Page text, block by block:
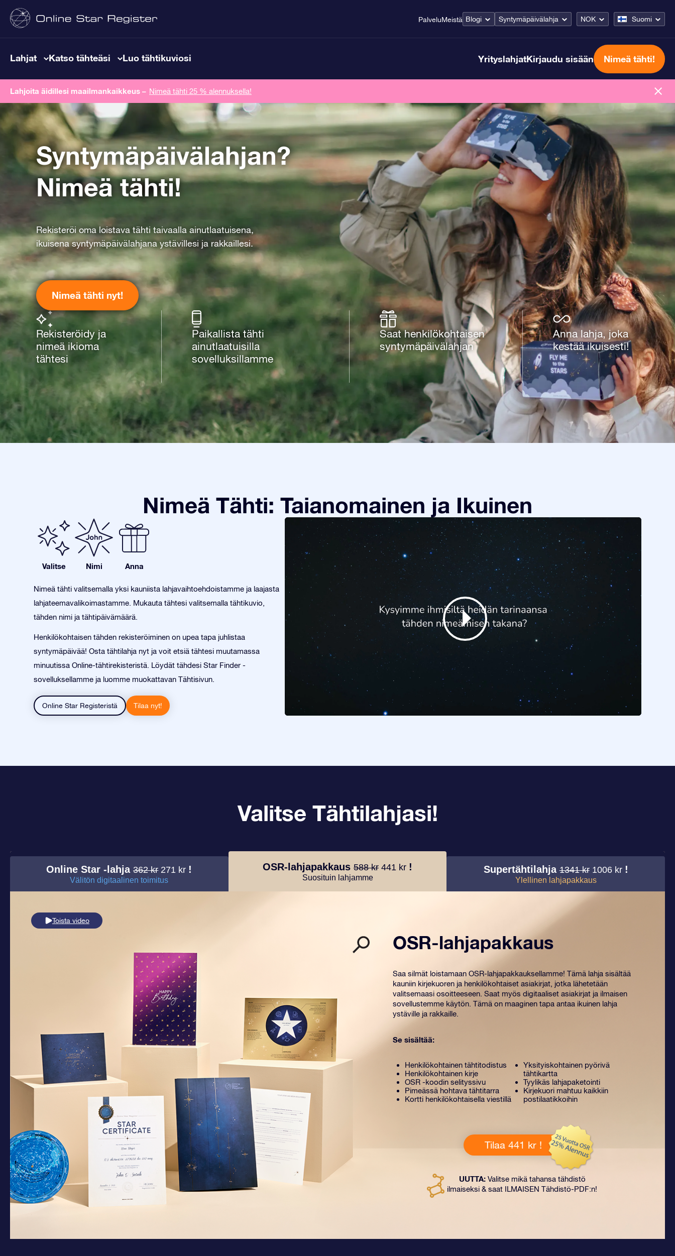
PalveluMeistä Blogi Syntymäpäivälahja NOK Suomi
Lahjat Katso tähteäsi Luo tähtikuviosi YrityslahjatKirjaudu sisään Nimeä tähti!
Lahjoita äidillesi maailmankaikkeus – Nimeä tähti 25 % alennuksella!
Syntymäpäivälahjan?
Nimeä tähti!
Rekisteröi oma loistava tähti taivaalla ainutlaatuisena,
ikuisena syntymäpäivälahjana ystävillesi ja rakkaillesi.
Nimeä tähti nyt!
Rekisteröidy ja
nimeä ikioma
tähtesi
Paikallista tähti
ainutlaatuisilla
sovelluksillamme
Saat henkilökohtaisen
syntymäpäivälahjan
Anna lahja, joka
kestää ikuisesti!
Nimeä Tähti: Taianomainen ja Ikuinen
Valitse Nimi Anna
Nimeä tähti valitsemalla yksi kauniista lahjavaihtoehdoistamme ja laajasta
lahjateemavalikoimastamme. Mukauta tähtesi valitsemalla tähtikuvio,
tähden nimi ja tähtipäivämäärä.
Henkilökohtaisen tähden rekisteröiminen on upea tapa juhlistaa
syntymäpäivää! Osta tähtilahja nyt ja voit etsiä tähtesi muutamassa
minuutissa Online-tähtirekisteristä. Löydät tähdesi Star Finder -
sovelluksellamme ja luomme muokattavan Tähtisivun.
Online Star Registeristä Tilaa nyt!
Valitse Tähtilahjasi!
Online Star -lahja362 kr 271 kr !
Välitön digitaalinen toimitus
OSR-lahjapakkaus 588 kr 441 kr !
Suosituin lahjamme
Supertähtilahja1341 kr 1006 kr !
Ylellinen lahjapakkaus
Toista video
OSR-lahjapakkaus
Saa silmät loistamaan OSR-lahjapakkauksellamme! Tämä lahja sisältää
kauniin kirjekuoren ja henkilökohtaiset ​​asiakirjat, jotka lähetetään
valitsemaasi osoitteeseen. Saat myös digitaaliset asiakirjat ja ilmaisen
sovellustemme käytön. Tämä on maaginen tapa antaa ikuinen lahja
ystäville ja rakkaille.
Se sisältää:
Henkilökohtainen tähtitodistus
Henkilökohtainen kirje
OSR -koodin selityssivu
Pimeässä hohtava tähtitarra
Kortti henkilökohtaisella viestillä
Yksityiskohtainen pyörivä
tähtikartta
Tyylikäs lahjapaketointi
Kirjekuori mahtuu kaikkiin
postilaatikkoihin
Tilaa 441 kr !
UUTTA:Valitse mikä tahansa tähdistö
ilmaiseksi & saat ILMAISEN Tähdistö-PDF:n!